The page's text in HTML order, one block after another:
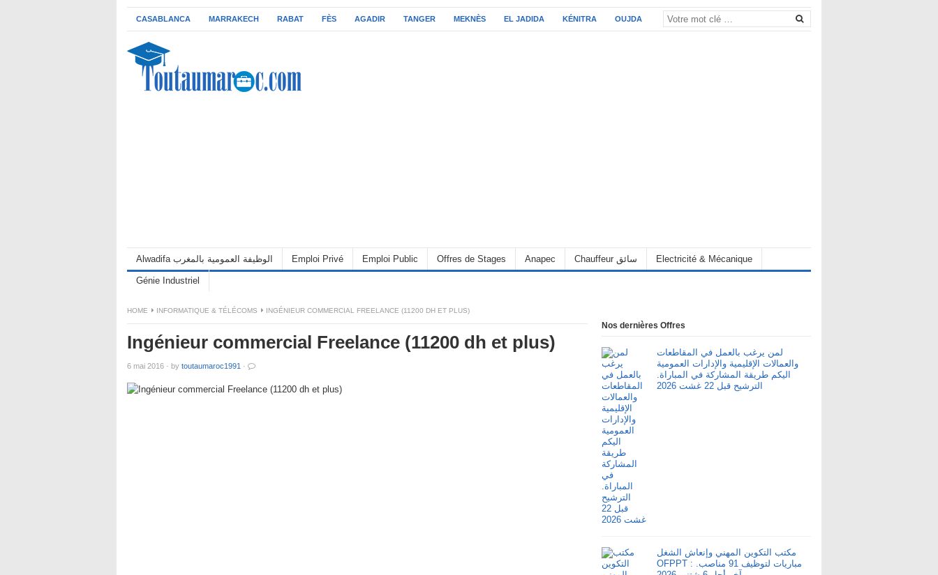
CASABLANCA MARRAKECH RABAT FÈS AGADIR TANGER MEKNÈS EL JADIDA KÉNITRA OUJDA
Alwadifa الوظيفة العمومية بالمغرب Emploi Privé Emploi Public Offres de Stages Anapec Chauffeur سائق Electricité & Mécanique
Génie Industriel
HOME INFORMATIQUE & TÉLÉCOMS INGÉNIEUR COMMERCIAL FREELANCE (11200 DH ET PLUS)
Ingénieur commercial Freelance (11200 dh et plus)
6 mai 2016 · by toutaumaroc1991 ·
Nos dernières Offres
لمن يرغب بالعمل في المقاطعات
والعمالات الإقليمية والإدارات العمومية
اليكم طريقة المشاركة في المباراة.
الترشيح قبل 22 غشت 2026
مكتب التكوين المهني وإنعاش الشغل
OFPPT : مباريات لتوظيف 91 مناصب.